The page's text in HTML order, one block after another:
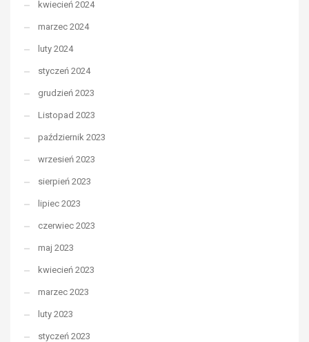
kwiecień 2024
marzec 2024
luty 2024
styczeń 2024
grudzień 2023
Listopad 2023
październik 2023
wrzesień 2023
sierpień 2023
lipiec 2023
czerwiec 2023
maj 2023
kwiecień 2023
marzec 2023
luty 2023
styczeń 2023